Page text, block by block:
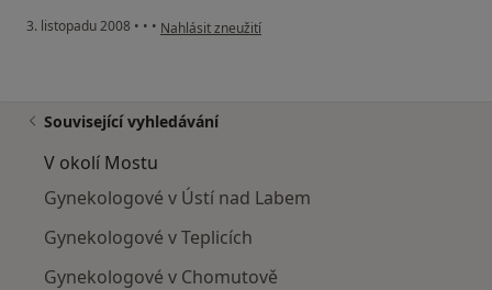
3. listopadu 2008 • • • podle názoru uživatele Bradka
Nahlásit zneužití
Související vyhledávání
V okolí Mostu
Gynekologové v Ústí nad Labem
Gynekologové v Teplicích
Gynekologové v Chomutově